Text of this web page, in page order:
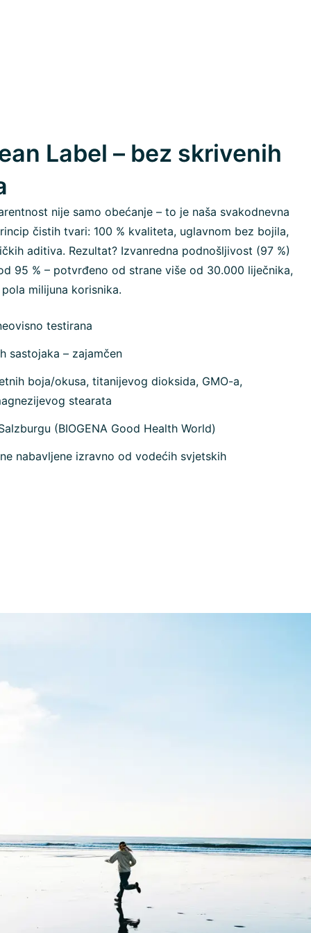
Label – bez skrivenih
nije samo obećanje – to je naša svakodnevna
čistih tvari: 100 % kvaliteta, uglavnom bez bojila,
aditiva. Rezultat? Izvanredna podnošljivost (97 %)
95 % – potvrđeno od strane više od 30.000 liječnika,
milijuna korisnika.
testirana
sastojaka – zajamčen
boja/okusa, titanijevog dioksida, GMO-a,
stearata
(BIOGENA Good Health World)
nabavljene izravno od vodećih svjetskih